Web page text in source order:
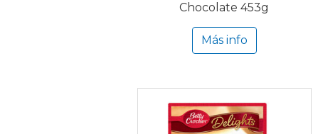
Chocolate 453g
Más info